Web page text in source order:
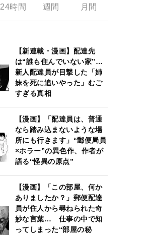
24時間 週間 月間
【新連載・漫画】配達先
は“誰も住んでいない家”…
新人配達員が目撃した「姉
妹を死に追いやった」むご
すぎる真相
【漫画】「配達員は、普通
なら踏み込まないような場
所にも行きます」“郵便局員
×ホラー”の異色作、作者が
語る“怪異の原点”
【漫画】「この部屋、何か
ありましたか？」郵便配達
員が住人から尋ねられた奇
妙な言葉… 仕事の中で知
ってしまった“部屋の秘